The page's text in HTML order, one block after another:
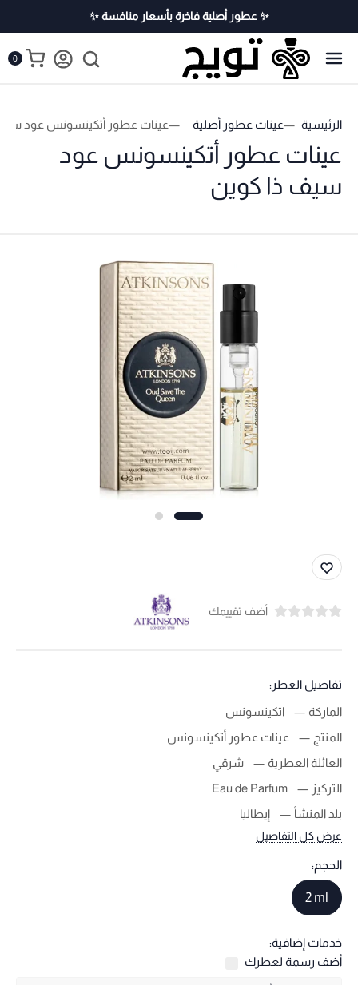
✨ عطور أصلية فاخرة بأسعار منافسة ✨
0
الرئيسية عينات عطور أصلية عينات عطور أتكينسونس عود
عينات عطور أتكينسونس عود
سيف ذا كوين
أضف تقييمك
تفاصيل العطر:
الماركة
اتكينسونس
المنتج
عينات عطور أتكينسونس
العائلة العطرية
شرقي
التركيز
Eau de Parfum
بلد المنشأ
إيطاليا
عرض كل التفاصيل
الحجم:
2 ml
خدمات إضافية:
أضف رسمة لعطرك